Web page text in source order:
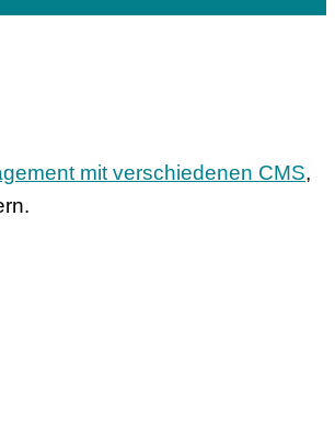
mit verschiedenen CMS,